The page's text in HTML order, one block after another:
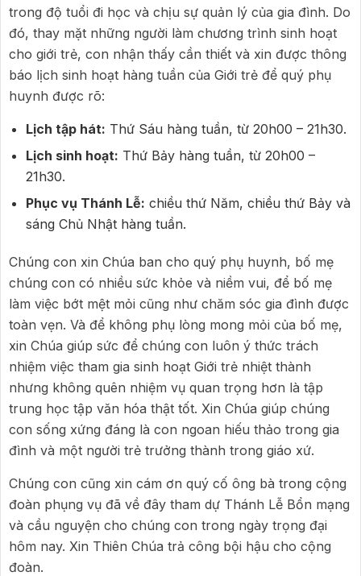
trong độ tuổi đi học và chịu sự quản lý của gia đình. Do
đó, thay mặt những người làm chương trình sinh hoạt
cho giới trẻ, con nhận thấy cần thiết và xin được thông
báo lịch sinh hoạt hàng tuần của Giới trẻ để quý phụ
huynh được rõ:
Lịch tập hát: Thứ Sáu hàng tuần, từ 20h00 – 21h30.
Lịch sinh hoạt: Thứ Bảy hàng tuần, từ 20h00 –
21h30.
Phục vụ Thánh Lễ: chiều thứ Năm, chiều thứ Bảy và
sáng Chủ Nhật hàng tuần.
Chúng con xin Chúa ban cho quý phụ huynh, bố mẹ
chúng con có nhiều sức khỏe và niềm vui, để bố mẹ
làm việc bớt mệt mỏi cũng như chăm sóc gia đình được
toàn vẹn. Và để không phụ lòng mong mỏi của bố mẹ,
xin Chúa giúp sức để chúng con luôn ý thức trách
nhiệm việc tham gia sinh hoạt Giới trẻ nhiệt thành
nhưng không quên nhiệm vụ quan trọng hơn là tập
trung học tập văn hóa thật tốt. Xin Chúa giúp chúng
con sống xứng đáng là con ngoan hiếu thảo trong gia
đình và một người trẻ trưởng thành trong giáo xứ.
Chúng con cũng xin cám ơn quý cố ông bà trong cộng
đoàn phụng vụ đã về đây tham dự Thánh Lễ Bổn mạng
và cầu nguyện cho chúng con trong ngày trọng đại
hôm nay. Xin Thiên Chúa trả công bội hậu cho cộng
đoàn.